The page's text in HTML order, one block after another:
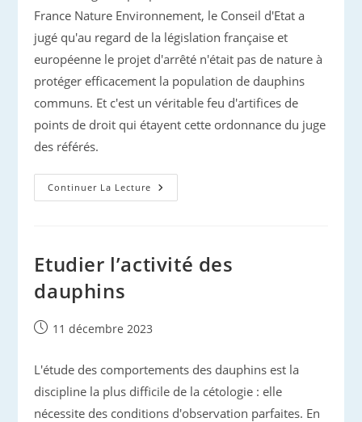
France Nature Environnement, le Conseil d'Etat a
jugé qu'au regard de la législation française et
européenne le projet d'arrêté n'était pas de nature à
protéger efficacement la population de dauphins
communs. Et c'est un véritable feu d'artifices de
points de droit qui étayent cette ordonnance du juge
des référés.
Continuer La Lecture Dauphins
De
Sévèrement
Le
Etudier l’activité des
dauphins
Publication
11 décembre 2023
L'étude des comportements des dauphins est la
discipline la plus difficile de la cétologie : elle
nécessite des conditions d'observation parfaites. En